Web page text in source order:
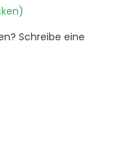
Schreibe eine